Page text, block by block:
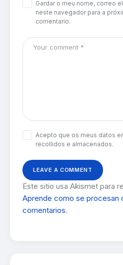
Gardar o meu nome, correo
neste navegador para a
comentario.
Acepto que os meus datos
recollidos e almacenados.
Este sitio usa Akismet para
Aprende como se procesan
comentarios.